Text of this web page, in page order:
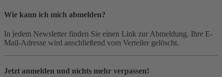
Wie kann ich mich abmelden?
In jedem Newsletter finden Sie einen Link zur Abmeldung. Ihre E-
Mail-Adresse wird anschließend vom Verteiler gelöscht.
Jetzt anmelden und nichts mehr verpassen!